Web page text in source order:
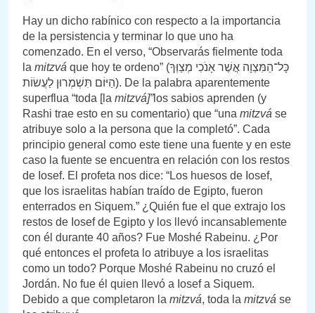
Hay un dicho rabínico con respecto a la importancia
de la persistencia y terminar lo que uno ha
comenzado. En el verso, “Observarás fielmente toda
la mitzvá que hoy te ordeno” (כָּל־הַמִּצְוָה אֲשֶׁר אָנֹכִי מְצַוְּךָ
הַיּוֹם תִּשְׁמְרוּן לַעֲשׂוֹת). De la palabra aparentemente
superflua “toda [la mitzvá]”los sabios aprenden (y
Rashi trae esto en su comentario) que “una mitzvá se
atribuye solo a la persona que la completó”. Cada
principio general como este tiene una fuente y en este
caso la fuente se encuentra en relación con los restos
de Iosef. El profeta nos dice: “Los huesos de Iosef,
que los israelitas habían traído de Egipto, fueron
enterrados en Siquem.” ¿Quién fue el que extrajo los
restos de Iosef de Egipto y los llevó incansablemente
con él durante 40 años? Fue Moshé Rabeinu. ¿Por
qué entonces el profeta lo atribuye a los israelitas
como un todo? Porque Moshé Rabeinu no cruzó el
Jordán. No fue él quien llevó a Iosef a Siquem.
Debido a que completaron la mitzvá, toda la mitzvá se